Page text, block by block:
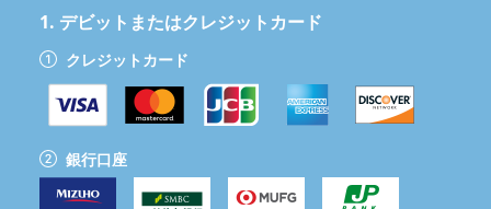
1. デビットまたはクレジットカード
クレジットカード
銀行口座